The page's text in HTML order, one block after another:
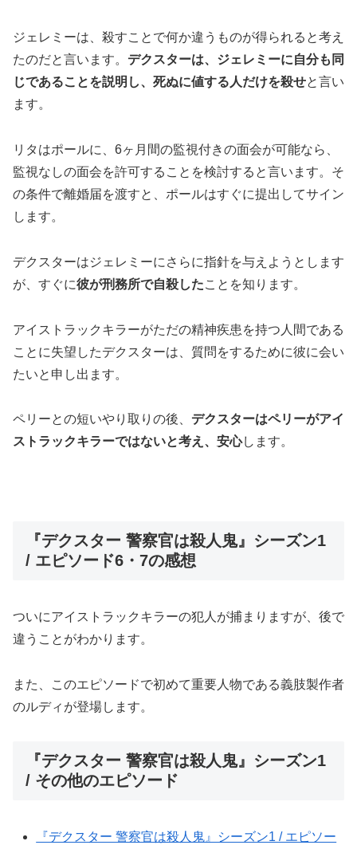
ジェレミーは、殺すことで何か違うものが得られると考え
たのだと言います。 デクスターは、ジェレミーに自分も同
じであることを説明し、死ぬに値する人だけを殺せと言い
ます。
リタはポールに、6ヶ月間の監視付きの面会が可能なら、
監視なしの面会を許可することを検討すると言います。そ
の条件で離婚届を渡すと、ポールはすぐに提出してサイン
します。
デクスターはジェレミーにさらに指針を与えようとします
が、すぐに彼が刑務所で自殺したことを知ります。
アイストラックキラーがただの精神疾患を持つ人間である
ことに失望したデクスターは、質問をするために彼に会い
たいと申し出ます。
ペリーとの短いやり取りの後、 デクスターはペリーがアイ
ストラックキラーではないと考え、安心します。
『デクスター 警察官は殺人鬼』シーズン1
/ エピソード6・7の感想
ついにアイストラックキラーの犯人が捕まりますが、後で
違うことがわかります。
また、このエピソードで初めて重要人物である義肢製作者
のルディが登場します。
『デクスター 警察官は殺人鬼』シーズン1
/ その他のエピソード
『デクスター 警察官は殺人鬼』シーズン1 / エピソー